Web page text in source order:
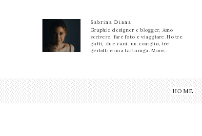
Sabrina Diana
Graphic designer e blogger, Amo
scrivere, fare foto e viaggiare. Ho tre
gatti, due cani, un coniglio, tre
gerbilli e una tartaruga.More...
HOME